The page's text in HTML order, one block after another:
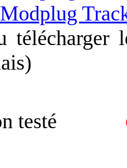
Modplug
télécharger
testé